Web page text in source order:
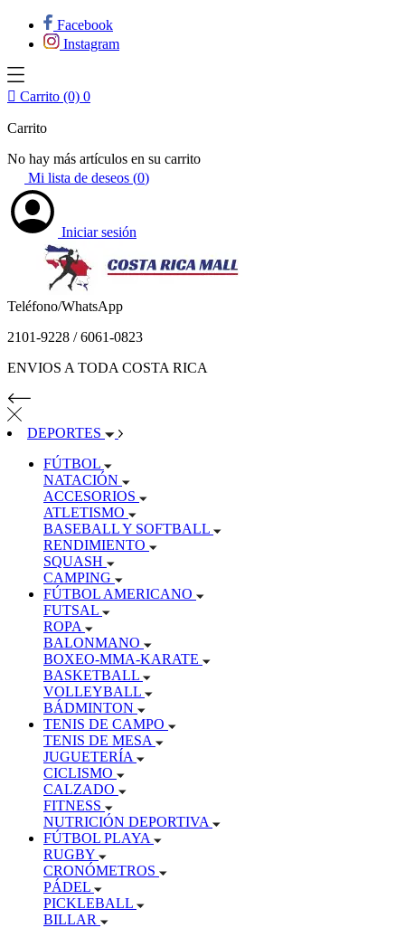
Facebook
Instagram
 Carrito (0) 0
Carrito
No hay más artículos en su carrito
Mi lista de deseos (0)
Iniciar sesión
Teléfono/WhatsApp
2101-9228 / 6061-0823
ENVIOS A TODA COSTA RICA
DEPORTES
FÚTBOL
NATACIÓN
ACCESORIOS
ATLETISMO
BASEBALL Y SOFTBALL
RENDIMIENTO
SQUASH
CAMPING
FÚTBOL AMERICANO
FUTSAL
ROPA
BALONMANO
BOXEO-MMA-KARATE
BASKETBALL
VOLLEYBALL
BÁDMINTON
TENIS DE CAMPO
TENIS DE MESA
JUGUETERÍA
CICLISMO
CALZADO
FITNESS
NUTRICIÓN DEPORTIVA
FÚTBOL PLAYA
RUGBY
CRONÓMETROS
PÁDEL
PICKLEBALL
BILLAR